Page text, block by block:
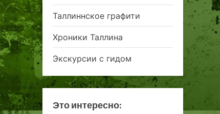
Таллиннское графити
Хроники Таллина
Экскурсии с гидом
Это интересно: